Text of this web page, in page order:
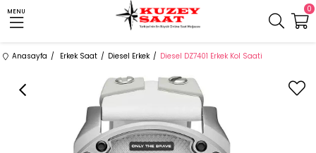
MENU 0
Anasayfa Erkek Saat Diesel Erkek Diesel DZ7401 Erkek Kol Saati